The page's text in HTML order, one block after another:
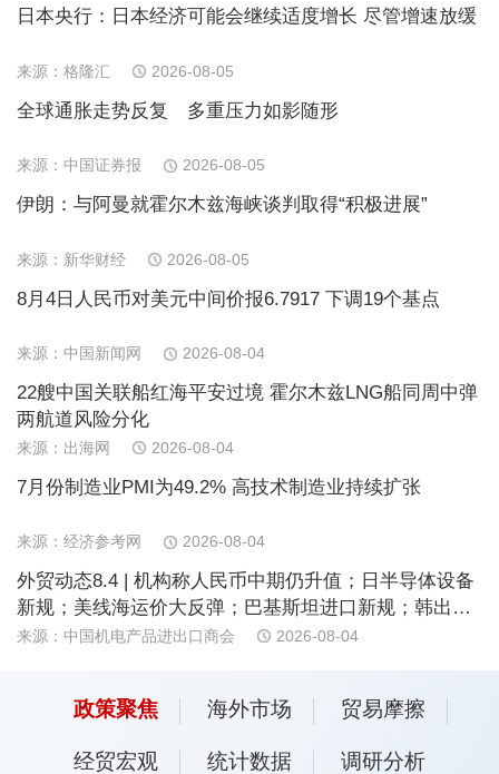
日本央行：日本经济可能会继续适度增长 尽管增速放缓
来源：格隆汇 2026-08-05
全球通胀走势反复 多重压力如影随形
来源：中国证券报 2026-08-05
伊朗：与阿曼就霍尔木兹海峡谈判取得“积极进展”
来源：新华财经 2026-08-05
8月4日人民币对美元中间价报6.7917 下调19个基点
来源：中国新闻网 2026-08-04
22艘中国关联船红海平安过境 霍尔木兹LNG船同周中弹
两航道风险分化
来源：出海网 2026-08-04
7月份制造业PMI为49.2% 高技术制造业持续扩张
来源：经济参考网 2026-08-04
外贸动态8.4 | 机构称人民币中期仍升值；日半导体设备
新规；美线海运价大反弹；巴基斯坦进口新规；韩出口
飙升；欧AI透明度条款生效
来源：中国机电产品进出口商会 2026-08-04
政策聚焦 海外市场 贸易摩擦
经贸宏观 统计数据 调研分析